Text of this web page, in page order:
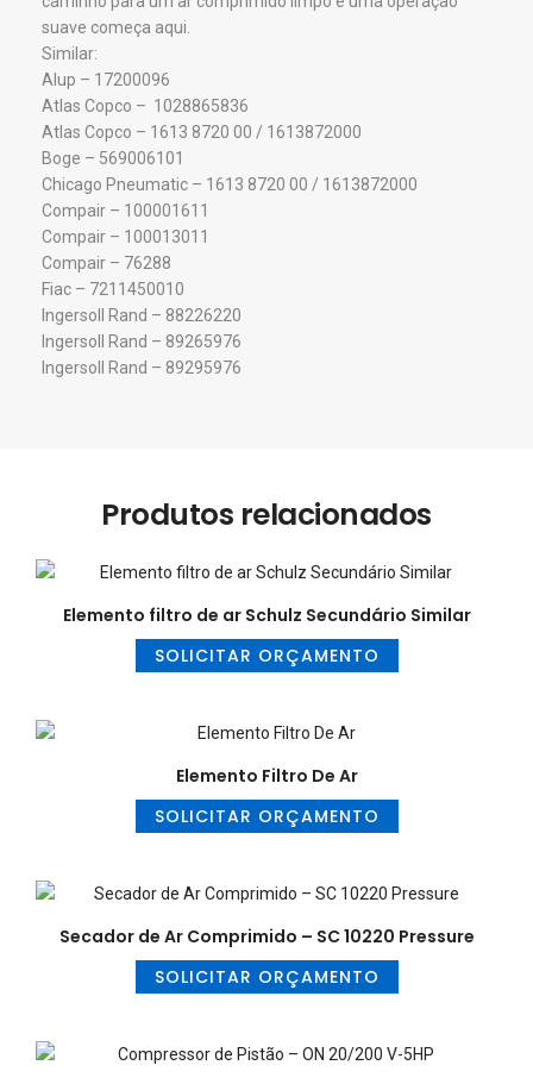
suave começa aqui.
Similar:
Alup – 17200096
Atlas Copco – 1028865836
Atlas Copco – 1613 8720 00 / 1613872000
Boge – 569006101
Chicago Pneumatic – 1613 8720 00 / 1613872000
Compair – 100001611
Compair – 100013011
Compair – 76288
Fiac – 7211450010
Ingersoll Rand – 88226220
Ingersoll Rand – 89265976
Ingersoll Rand – 89295976
Produtos relacionados
Elemento filtro de ar Schulz Secundário Similar
SOLICITAR ORÇAMENTO
Elemento Filtro De Ar
SOLICITAR ORÇAMENTO
Secador de Ar Comprimido – SC 10220 Pressure
SOLICITAR ORÇAMENTO